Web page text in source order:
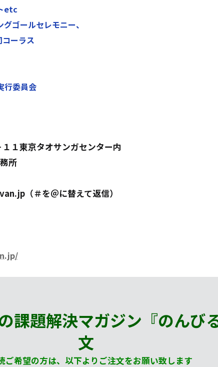
etc
ゴールセレモニー、
ラス
行委員会
１東京タオサンガセンター内
所
（＃を＠に替えて返信）
課題解決マガジン『のんびる
文
ご希望の方は、以下よりご注文をお願い致します